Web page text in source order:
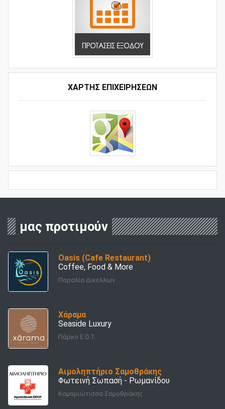
ΧΑΡΤΗΣ ΕΠΙΧΕΙΡΗΣΕΩΝ
μας προτιμούν
Oasis (Cafe Restaurant)
Coffee, Food & More
Παραλία Δικελλων
Χάραμα
Seaside Luxury
Πάρκο Ε.Ο.Τ.
Αιμοληπτήριο Σαμοθράκης
Φωτεινή Σωπασή - Ρωμανίδου
Καμαριώτισσα Σαμοθράκης